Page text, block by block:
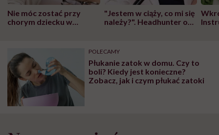
Nie móc zostać przy
chorym dziecku w
głupota i brak
wyobraźni"
"Jestem w ciąży, co mi się
należy?". Headhunter o
pracy
POLECAMY
Płukanie zatok w domu. Czy to
boli? Kiedy jest konieczne?
Zobacz, jak i czym płukać zatoki